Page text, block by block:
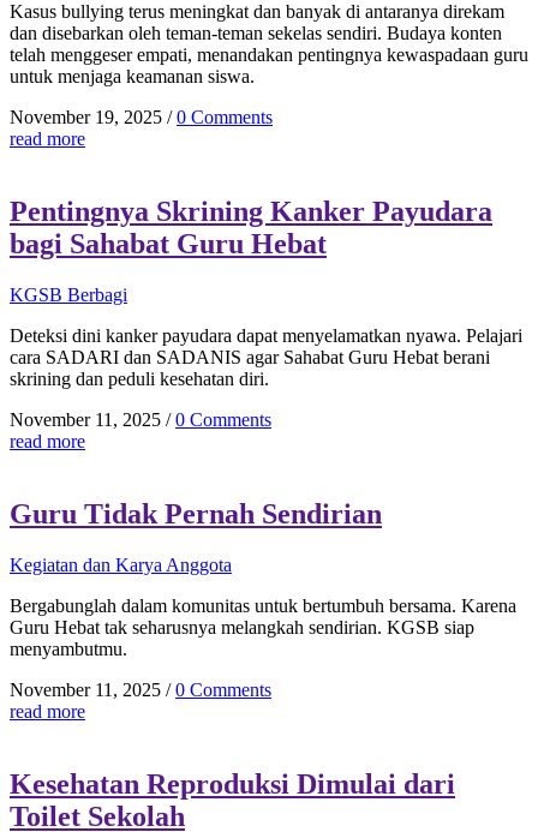
Kasus bullying terus meningkat dan banyak di antaranya direkam
dan disebarkan oleh teman-teman sekelas sendiri. Budaya konten
telah menggeser empati, menandakan pentingnya kewaspadaan guru
untuk menjaga keamanan siswa.
November 19, 2025 / 0 Comments
read more
Pentingnya Skrining Kanker Payudara
bagi Sahabat Guru Hebat
KGSB Berbagi
Deteksi dini kanker payudara dapat menyelamatkan nyawa. Pelajari
cara SADARI dan SADANIS agar Sahabat Guru Hebat berani
skrining dan peduli kesehatan diri.
November 11, 2025 / 0 Comments
read more
Guru Tidak Pernah Sendirian
Kegiatan dan Karya Anggota
Bergabunglah dalam komunitas untuk bertumbuh bersama. Karena
Guru Hebat tak seharusnya melangkah sendirian. KGSB siap
menyambutmu.
November 11, 2025 / 0 Comments
read more
Kesehatan Reproduksi Dimulai dari
Toilet Sekolah